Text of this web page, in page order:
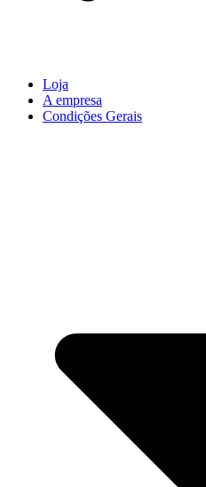
Loja
A empresa
Condições Gerais